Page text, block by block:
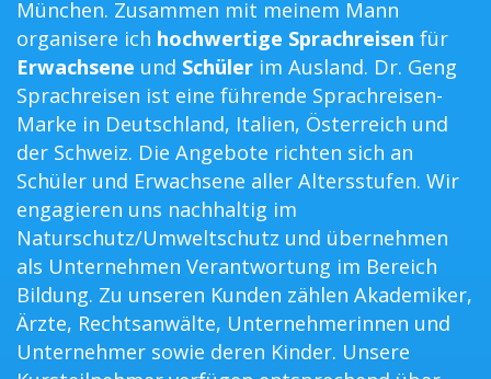
München. Zusammen mit meinem Mann
organisere ich hochwertige Sprachreisen für
Erwachsene und Schüler im Ausland. Dr. Geng
Sprachreisen ist eine führende Sprachreisen-
Marke in Deutschland, Italien, Österreich und
der Schweiz. Die Angebote richten sich an
Schüler und Erwachsene aller Altersstufen. Wir
engagieren uns nachhaltig im
Naturschutz/Umweltschutz und übernehmen
als Unternehmen Verantwortung im Bereich
Bildung. Zu unseren Kunden zählen Akademiker,
Ärzte, Rechtsanwälte, Unternehmerinnen und
Unternehmer sowie deren Kinder. Unsere